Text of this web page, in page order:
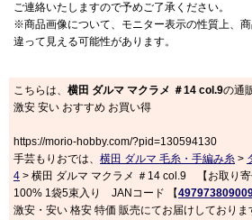
ご連絡いたしますので予めご了承ください。
※商品画像について、モニター表示の性質上、
違って見える可能性があります。
こちらは、 横田 ダルマ マクラメ ＃14 col.9の通
激安 安い おすすめ お買い得
https://morio-hobby.com/?pid=130594130
手芸もりおでは、 横田 ダルマ 毛糸・手編み糸 >
4 > 横田 ダルマ マクラメ ＃14 col.9 【お取り
100% 1袋5束入り JANコード 【
激安・安い 格安 特価 販売にてお届けしておりま